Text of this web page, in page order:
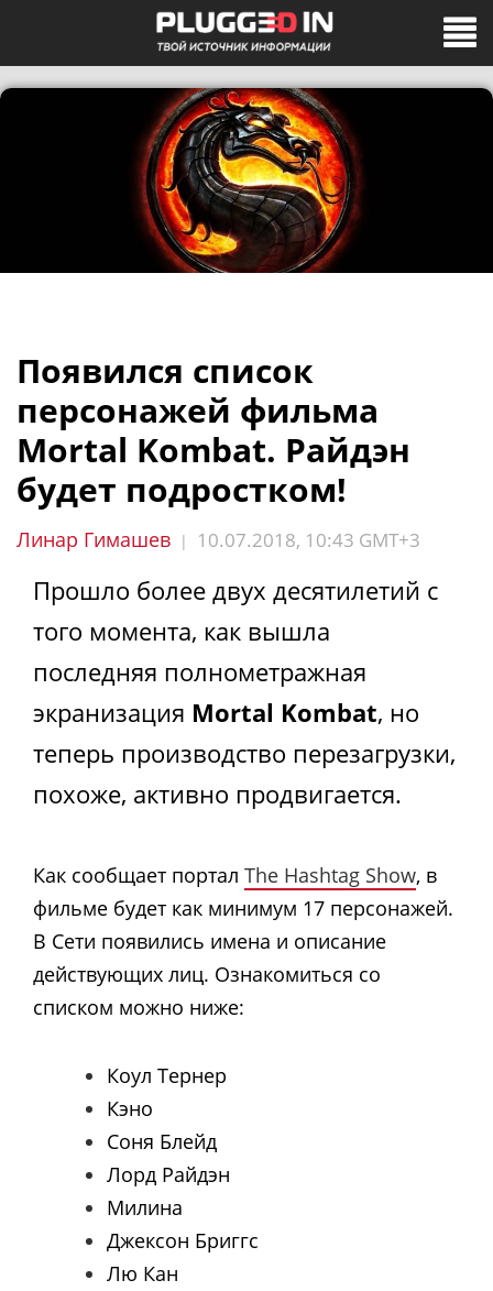
Появился список
персонажей фильма
Mortal Kombat. Райдэн
будет подростком!
Линар Гимашев | 10.07.2018, 10:43 GMT+3
Прошло более двух десятилетий с
того момента, как вышла
последняя полнометражная
экранизация Mortal Kombat, но
теперь производство перезагрузки,
похоже, активно продвигается.
Как сообщает портал The Hashtag Show, в
фильме будет как минимум 17 персонажей.
В Сети появились имена и описание
действующих лиц. Ознакомиться со
списком можно ниже:
Коул Тернер
Кэно
Соня Блейд
Лорд Райдэн
Милина
Джексон Бриггс
Лю Кан